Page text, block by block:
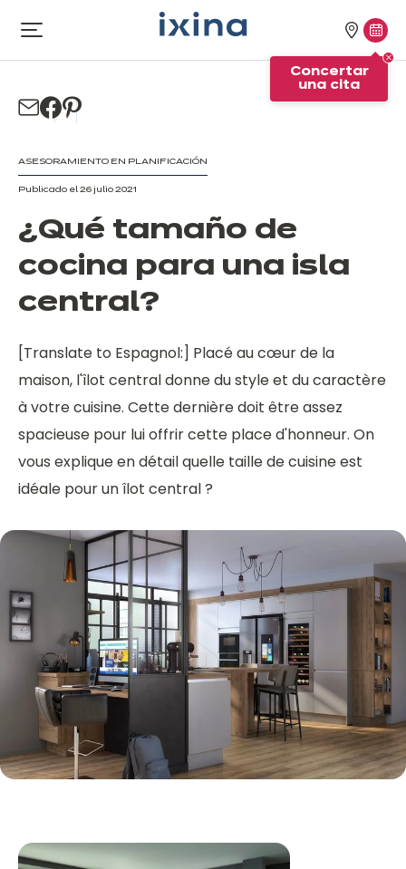
Abrir
el
tiendas
una
Concertar
una cita
ASESORAMIENTO EN PLANIFICACIÓN
Publicado el 26 julio 2021
¿Qué tamaño de
cocina para una isla
central?
[Translate to Espagnol:] Placé au cœur de la
maison, l'îlot central donne du style et du caractère
à votre cuisine. Cette dernière doit être assez
spacieuse pour lui offrir cette place d'honneur. On
vous explique en détail quelle taille de cuisine est
idéale pour un îlot central ?